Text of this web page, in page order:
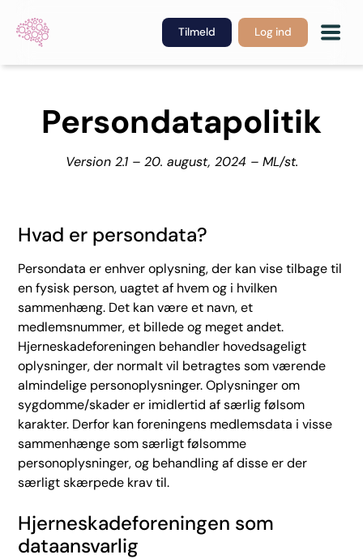
Tilmeld Log ind
Persondatapolitik
Version 2.1 – 20. august, 2024 – ML/st.
Hvad er persondata?
Persondata er enhver oplysning, der kan vise tilbage til
en fysisk person, uagtet af hvem og i hvilken
sammenhæng. Det kan være et navn, et
medlemsnummer, et billede og meget andet.
Hjerneskadeforeningen behandler hovedsageligt
oplysninger, der normalt vil betragtes som værende
almindelige personoplysninger. Oplysninger om
sygdomme/skader er imidlertid af særlig følsom
karakter. Derfor kan foreningens medlemsdata i visse
sammenhænge som særligt følsomme
personoplysninger, og behandling af disse er der
særligt skærpede krav til.
Hjerneskadeforeningen som
dataansvarlig